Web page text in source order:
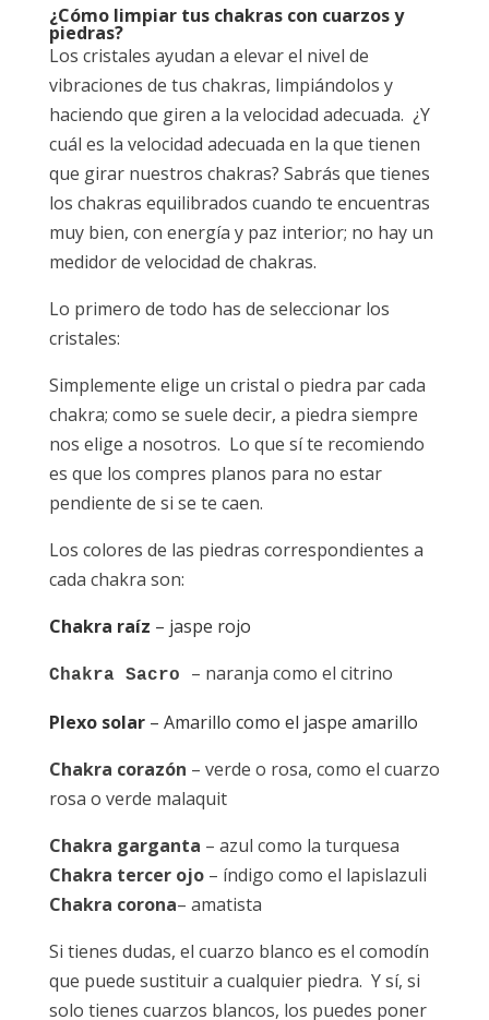
¿Cómo limpiar tus chakras con cuarzos y
piedras?
Los cristales ayudan a elevar el nivel de
vibraciones de tus chakras, limpiándolos y
haciendo que giren a la velocidad adecuada. ¿Y
cuál es la velocidad adecuada en la que tienen
que girar nuestros chakras? Sabrás que tienes
los chakras equilibrados cuando te encuentras
muy bien, con energía y paz interior; no hay un
medidor de velocidad de chakras.
Lo primero de todo has de seleccionar los
cristales:
Simplemente elige un cristal o piedra par cada
chakra; como se suele decir, a piedra siempre
nos elige a nosotros. Lo que sí te recomiendo
es que los compres planos para no estar
pendiente de si se te caen.
Los colores de las piedras correspondientes a
cada chakra son:
Chakra raíz – jaspe rojo
Chakra Sacro – naranja como el citrino
Plexo solar– Amarillo como el jaspe amarillo
Chakra corazón – verde o rosa, como el cuarzo
rosa o verde malaquit
Chakra garganta – azul como la turquesa
Chakra tercer ojo– índigo como el lapislazuli
Chakra corona– amatista
Si tienes dudas, el cuarzo blanco es el comodín
que puede sustituir a cualquier piedra. Y sí, si
solo tienes cuarzos blancos, los puedes poner